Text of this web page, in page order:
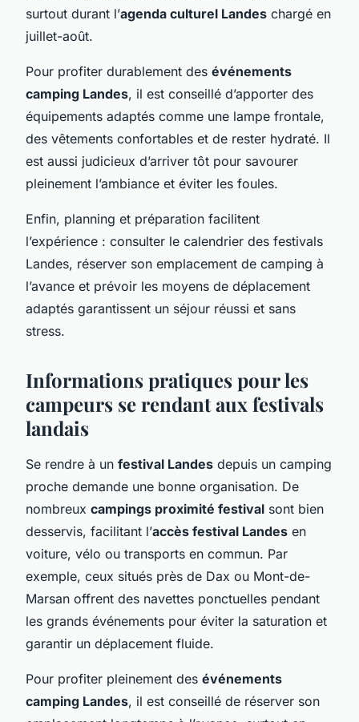
surtout durant l’agenda culturel Landes chargé en
juillet-août.
Pour profiter durablement des événements
camping Landes, il est conseillé d’apporter des
équipements adaptés comme une lampe frontale,
des vêtements confortables et de rester hydraté. Il
est aussi judicieux d’arriver tôt pour savourer
pleinement l’ambiance et éviter les foules.
Enfin, planning et préparation facilitent
l’expérience : consulter le calendrier des festivals
Landes, réserver son emplacement de camping à
l’avance et prévoir les moyens de déplacement
adaptés garantissent un séjour réussi et sans
stress.
Informations pratiques pour les
campeurs se rendant aux festivals
landais
Se rendre à un festival Landes depuis un camping
proche demande une bonne organisation. De
nombreux campings proximité festival sont bien
desservis, facilitant l’accès festival Landes en
voiture, vélo ou transports en commun. Par
exemple, ceux situés près de Dax ou Mont-de-
Marsan offrent des navettes ponctuelles pendant
les grands événements pour éviter la saturation et
garantir un déplacement fluide.
Pour profiter pleinement des événements
camping Landes, il est conseillé de réserver son